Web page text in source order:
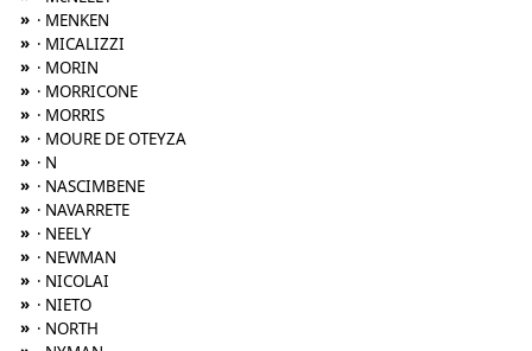
» · MENKEN
» · MICALIZZI
» · MORIN
» · MORRICONE
» · MORRIS
» · MOURE DE OTEYZA
» · N
» · NASCIMBENE
» · NAVARRETE
» · NEELY
» · NEWMAN
» · NICOLAI
» · NIETO
» · NORTH